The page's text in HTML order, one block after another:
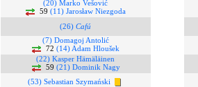
(20) Marko Vešović
59 (11) Jarosław Niezgoda
(26) Cafú
(7) Domagoj Antolić
72 (14) Adam Hloušek
(22) Kasper Hämäläinen
59 (21) Dominik Nagy
(53) Sebastian Szymański